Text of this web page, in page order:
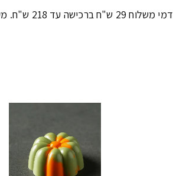
דמי משלוח 29 ש"ח ברכישה עד 218 ש"ח. משלוח חינם בהזמנה מעל 219 ש"ח.